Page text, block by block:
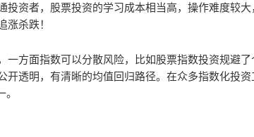
资者，股票投资的学习成本相当高，操作难度较大
杀跌！
方面指数可以分散风险，比如股票指数投资规避了
透明，有清晰的均值回归路径。在众多指数化投资